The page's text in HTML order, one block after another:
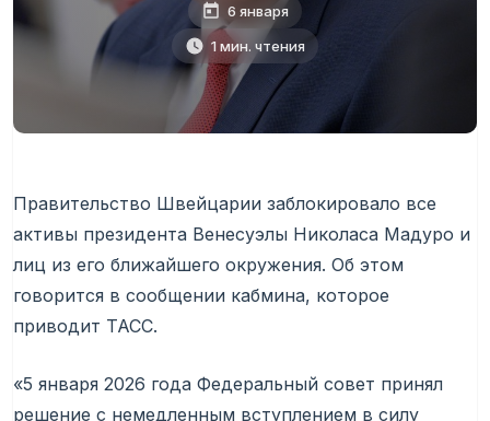
6 января
1 мин. чтения
Правительство Швейцарии заблокировало все
активы президента Венесуэлы Николаса Мадуро и
лиц из его ближайшего окружения. Об этом
говорится в сообщении кабмина, которое
приводит ТАСС.
«5 января 2026 года Федеральный совет принял
решение с немедленным вступлением в силу